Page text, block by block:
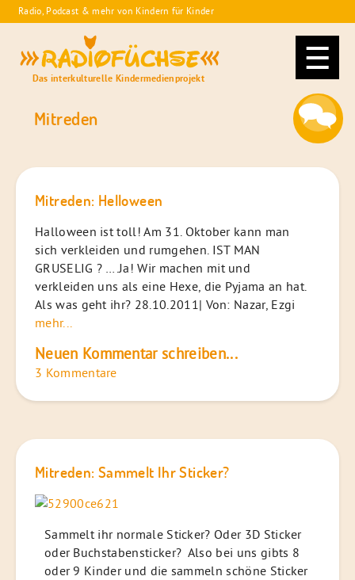
Skip
to
Radio, Podcast & mehr von Kindern für Kinder
Radiofüchse
Das interkulturelle Kindermedienprojekt
Mitreden
Mitreden: Helloween
Halloween ist toll! Am 31. Oktober kann man
sich verkleiden und rumgehen. IST MAN
GRUSELIG ? ….Ja! Wir machen mit und
verkleiden uns als eine Hexe, die Pyjama an hat.
Als was geht ihr? 28.10.2011| Von: Nazar, Ezgi
mehr...
Neuen Kommentar schreiben...
3 Kommentare
Mitreden: Sammelt Ihr Sticker?
Sammelt ihr normale Sticker? Oder 3D Sticker
oder Buchstabensticker? Also bei uns gibts 8
oder 9 Kinder und die sammeln schöne Sticker